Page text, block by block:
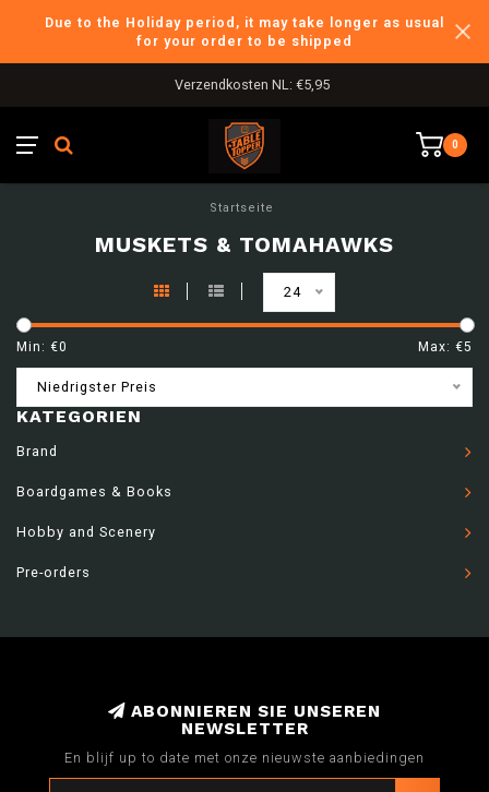
Due to the Holiday period, it may take longer as usual
for your order to be shipped
Verzendkosten NL: €5,95
0
Startseite
MUSKETS & TOMAHAWKS
24
Min: €0 Max: €5
Niedrigster Preis
KATEGORIEN
Brand
Boardgames & Books
Hobby and Scenery
Pre-orders
ABONNIEREN SIE UNSEREN
NEWSLETTER
En blijf up to date met onze nieuwste aanbiedingen